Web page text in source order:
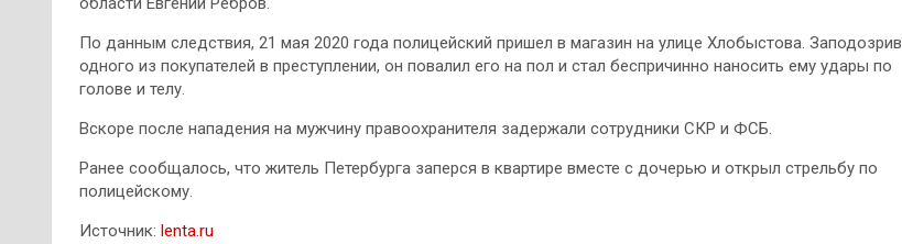
По данным следствия, 21 мая 2020 года полицейский пришел в магазин на улице Хлобыстова. Заподозрив
одного из покупателей в преступлении, он повалил его на пол и стал беспричинно наносить ему удары по
голове и телу.
Вскоре после нападения на мужчину правоохранителя задержали сотрудники СКР и ФСБ.
Ранее сообщалось, что житель Петербурга заперся в квартире вместе с дочерью и открыл стрельбу по
полицейскому.
Источник: lenta.ru